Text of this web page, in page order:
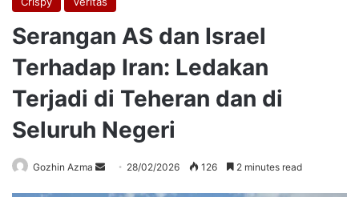
Serangan AS dan Israel
Terhadap Iran: Ledakan
Terjadi di Teheran dan di
Seluruh Negeri
Gozhin Azma
Send 28/02/2026 126 2 minutes read